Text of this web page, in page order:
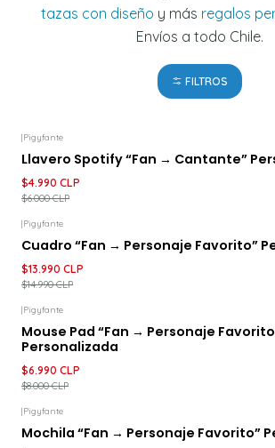
tazas con diseño y más regalos
Envíos a todo Chile.
FILTROS
DESCUENTO
|Pigyfante
Llavero Spotify “Fan → Cantante”
$4.990 CLP
$6.000 CLP
-7%
|Pigyfante
Cuadro “Fan → Personaje Favorito”
$13.990 CLP
$14.990 CLP
DESCUENTO
|Pigyfante
Mouse Pad “Fan → Personaje
Personalizada
$6.990 CLP
$8.000 CLP
-13%DESCUENTO
|Pigyfante
Mochila “Fan → Personaje Favorito”